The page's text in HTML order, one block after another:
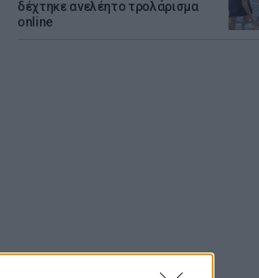
δέχτηκε ανελέητο τρολάρισμα
online